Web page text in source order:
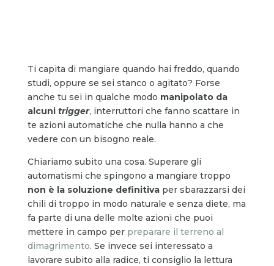
Ti capita di mangiare quando hai freddo, quando
studi, oppure se sei stanco o agitato? Forse
anche tu sei in qualche modo manipolato da
alcuni trigger, interruttori che fanno scattare in
te azioni automatiche che nulla hanno a che
vedere con un bisogno reale.
Chiariamo subito una cosa. Superare gli
automatismi che spingono a mangiare troppo
non è la soluzione definitivaper sbarazzarsi dei
chili di troppo in modo naturale e senza diete, ma
fa parte di una delle molte azioni che puoi
mettere in campo per preparare il terreno al
dimagrimento. Se invece sei interessato a
lavorare subito alla radice, ti consiglio la lettura